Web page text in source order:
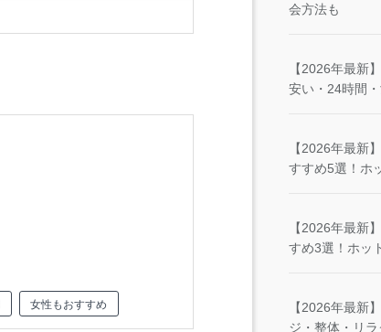
女性もおすすめ
会方法も
【2026年最新
安い・24時間
【2026年最新
すすめ5選！ホ
【2026年最新
すめ3選！ホッ
【2026年最新
ジ・整体・リ